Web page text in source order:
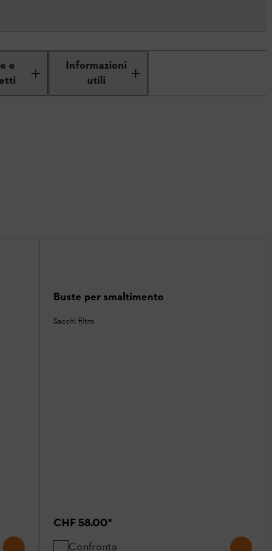
e
Informazioni
utili
Buste per smaltimento
Sacchi filtro
CHF 58.00*
Confronta